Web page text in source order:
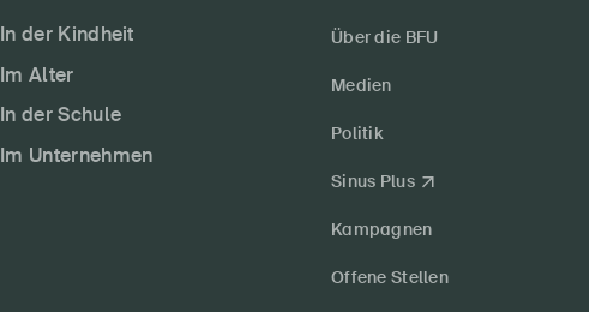
In der Kindheit
Im Alter
In der Schule
Im Unternehmen
Über die BFU
Medien
Politik
Sinus Plus
Kampagnen
Offene Stellen